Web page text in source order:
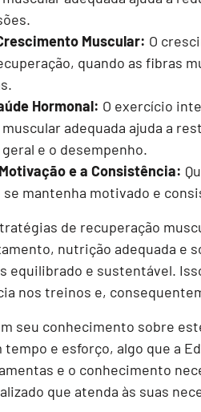
Muscular: O
quando as fibras
Hormonal: O exercício
adequada ajuda a
e o desempenho.
e a Consistência:
se mantenha motivado e
de recuperação
nutrição adequada e
equilibrado e sustentável.
nos treinos e,
seu conhecimento sobre
e esforço, algo que a
e o conhecimento
que atenda às suas